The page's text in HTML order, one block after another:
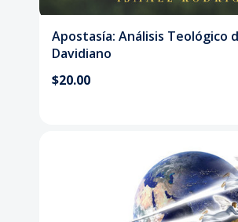
Apostasía: Análisis Teológico
Davidiano
$20.00